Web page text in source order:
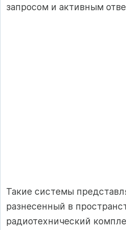
запросом и активным
Такие системы
разнесенный в
радиотехнический